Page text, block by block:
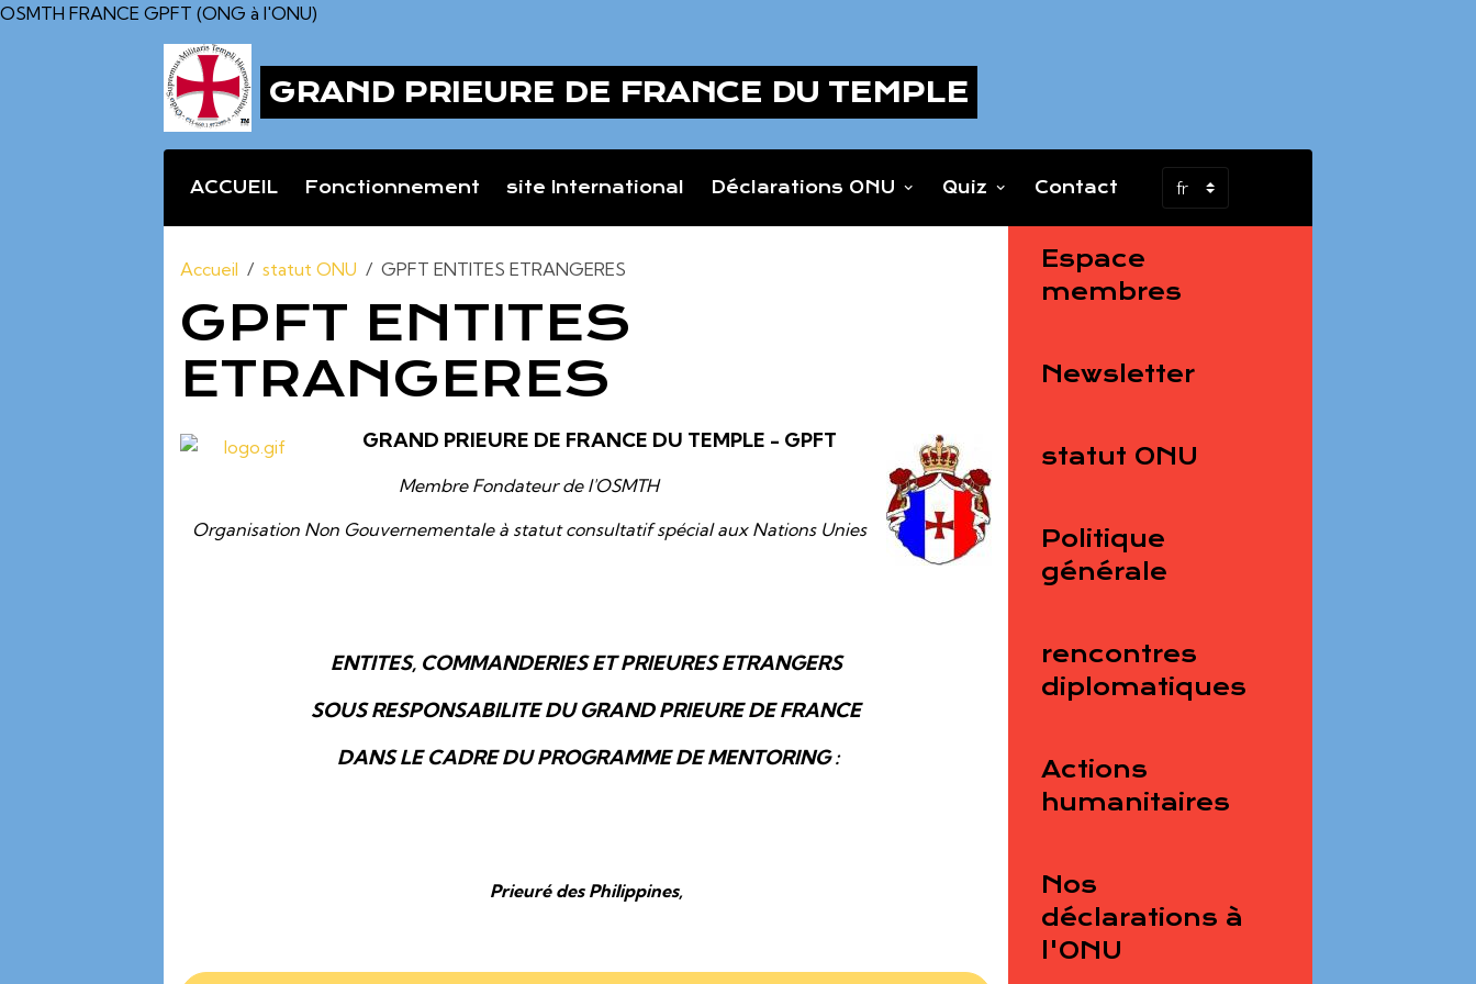
OSMTH FRANCE GPFT (ONG à l'ONU)
GRAND PRIEURE DE FRANCE DU TEMPLE
ACCUEIL Fonctionnement site International Déclarations ONU Quiz Contact
Accueil statut ONU GPFT ENTITES ETRANGERES
GPFT ENTITES
ETRANGERES
GRAND PRIEURE DE FRANCE DU TEMPLE - GPFT
Membre Fondateur de l'OSMTH
Organisation Non Gouvernementale à statut consultatif spécial aux Nations Unies
ENTITES, COMMANDERIES ET PRIEURES ETRANGERS
SOUS RESPONSABILITE DU GRAND PRIEURE DE FRANCE
DANS LE CADRE DU PROGRAMME DE MENTORING :
Prieuré des Philippines,
Espace
membres
Newsletter
statut ONU
Politique
générale
rencontres
diplomatiques
Actions
humanitaires
Nos
déclarations à
l'ONU